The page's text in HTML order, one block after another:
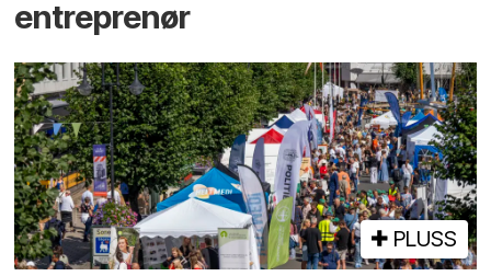
entreprenør
PLUSS